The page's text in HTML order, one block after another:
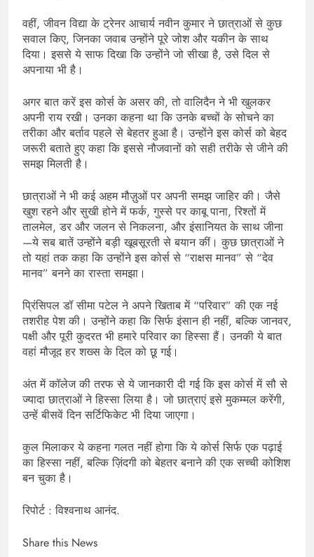
वहीं, जीवन विद्या के ट्रेनर आचार्य नवीन कुमार ने छात्राओं से कुछ
सवाल किए, जिनका जवाब उन्होंने पूरे जोश और यकीन के साथ
दिया। इससे ये साफ दिखा कि उन्होंने जो सीखा है, उसे दिल से
अपनाया भी है।
अगर बात करें इस कोर्स के असर की, तो वालिदैन ने भी खुलकर
अपनी राय रखी। उनका कहना था कि उनके बच्चों के सोचने का
तरीका और बर्ताव पहले से बेहतर हुआ है। उन्होंने इस कोर्स को बेहद
जरूरी बताते हुए कहा कि इससे नौजवानों को सही तरीके से जीने की
समझ मिलती है।
छात्राओं ने भी कई अहम मौज़ुओं पर अपनी समझ जाहिर की। जैसे
खुश रहने और सुखी होने में फर्क, गुस्से पर काबू पाना, रिश्तों में
तालमेल, डर और जलन से निकलना, और इंसानियत के साथ जीना
—ये सब बातें उन्होंने बड़ी खूबसूरती से बयान कीं। कुछ छात्राओं ने
तो यहां तक कहा कि उन्होंने इस कोर्स से “राक्षस मानव” से “देव
मानव” बनने का रास्ता समझा।
प्रिंसिपल डॉ सीमा पटेल ने अपने खिताब में “परिवार” की एक नई
तशरीह पेश की। उन्होंने कहा कि सिर्फ इंसान ही नहीं, बल्कि जानवर,
पक्षी और पूरी कुदरत भी हमारे परिवार का हिस्सा हैं। उनकी ये बात
वहां मौजूद हर शख्स के दिल को छू गई।
अंत में कॉलेज की तरफ से ये जानकारी दी गई कि इस कोर्स में सौ से
ज्यादा छात्राओं ने हिस्सा लिया है। जो छात्राएं इसे मुकम्मल करेंगी,
उन्हें बीसवें दिन सर्टिफिकेट भी दिया जाएगा।
कुल मिलाकर ये कहना गलत नहीं होगा कि ये कोर्स सिर्फ एक पढ़ाई
का हिस्सा नहीं, बल्कि ज़िंदगी को बेहतर बनाने की एक सच्ची कोशिश
बन चुका है।
रिपोर्ट : विश्वनाथ आनंद.
Share this News